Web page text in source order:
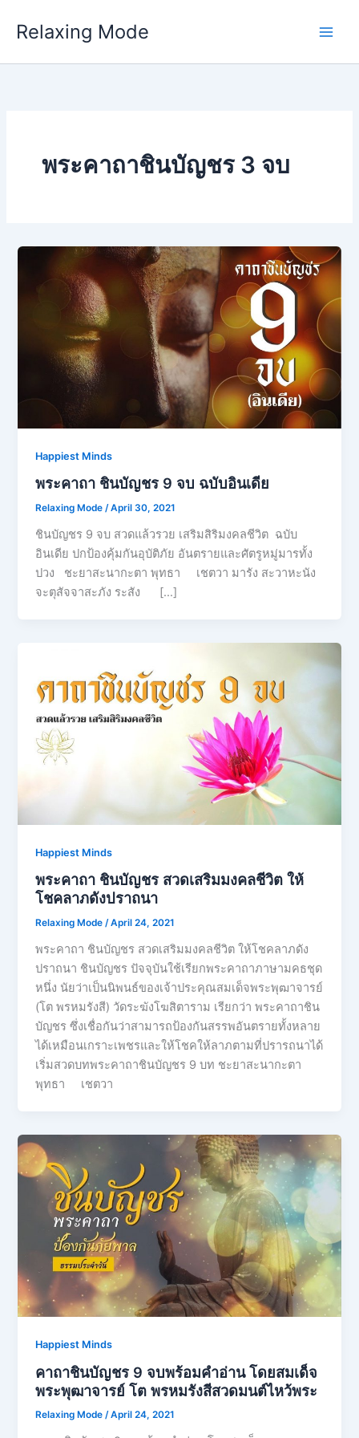
Relaxing Mode
พระคาถาชินบัญชร 3 จบ
Happiest Minds
พระคาถา ชินบัญชร 9 จบ ฉบับอินเดีย
Relaxing Mode/April 30, 2021
ชินบัญชร 9 จบ สวดแล้วรวย เสริมสิริมงคลชีวิต ฉบับ
อินเดีย ปกป้องคุ้มกันอุบัติภัย อันตรายและศัตรูหมู่มารทั้ง
ปวง ชะยาสะนากะตา พุทธา เชตวา มารัง สะวาหะนัง
จะตุสัจจาสะภัง ระสัง […]
Happiest Minds
พระคาถา ชินบัญชร สวดเสริมมงคลชีวิต ให้
โชคลาภดังปราถนา
Relaxing Mode/April 24, 2021
พระคาถา ชินบัญชร สวดเสริมมงคลชีวิต ให้โชคลาภดัง
ปราถนา ชินบัญชร ปัจจุบันใช้เรียกพระคาถาภาษามคธชุด
หนึ่ง นัยว่าเป็นนิพนธ์ของเจ้าประคุณสมเด็จพระพุฒาจารย์
(โต พรหมรังสี) วัดระฆังโฆสิตาราม เรียกว่า พระคาถาชิน
บัญชร ซึ่งเชื่อกันว่าสามารถป้องกันสรรพอันตรายทั้งหลาย
ได้เหมือนเกราะเพชรและให้โชคให้ลาภตามที่ปรารถนาได้
เริ่มสวดบทพระคาถาชินบัญชร 9 บท ชะยาสะนากะตา
พุทธา เชตวา
Happiest Minds
คาถาชินบัญชร 9 จบพร้อมคําอ่าน โดยสมเด็จ
พระพุฒาจารย์ โต พรหมรังสีสวดมนต์ไหว้พระ
Relaxing Mode/April 24, 2021